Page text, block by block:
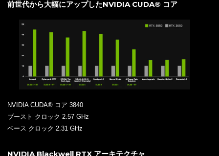
前世代から大幅にアップしたNVIDIA CUDA® コア
NVIDIA CUDA® コア 3840
ブースト クロック 2.57 GHz
ベース クロック 2.31 GHz
NVIDIA Blackwell RTX アーキテクチャ